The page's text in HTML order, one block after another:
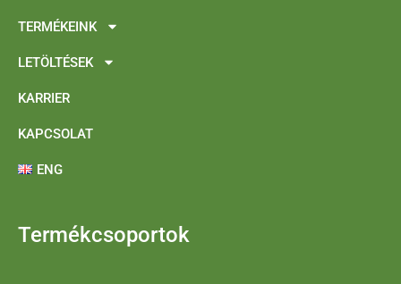
TERMÉKEINK
LETÖLTÉSEK
KARRIER
KAPCSOLAT
ENG
Termékcsoportok